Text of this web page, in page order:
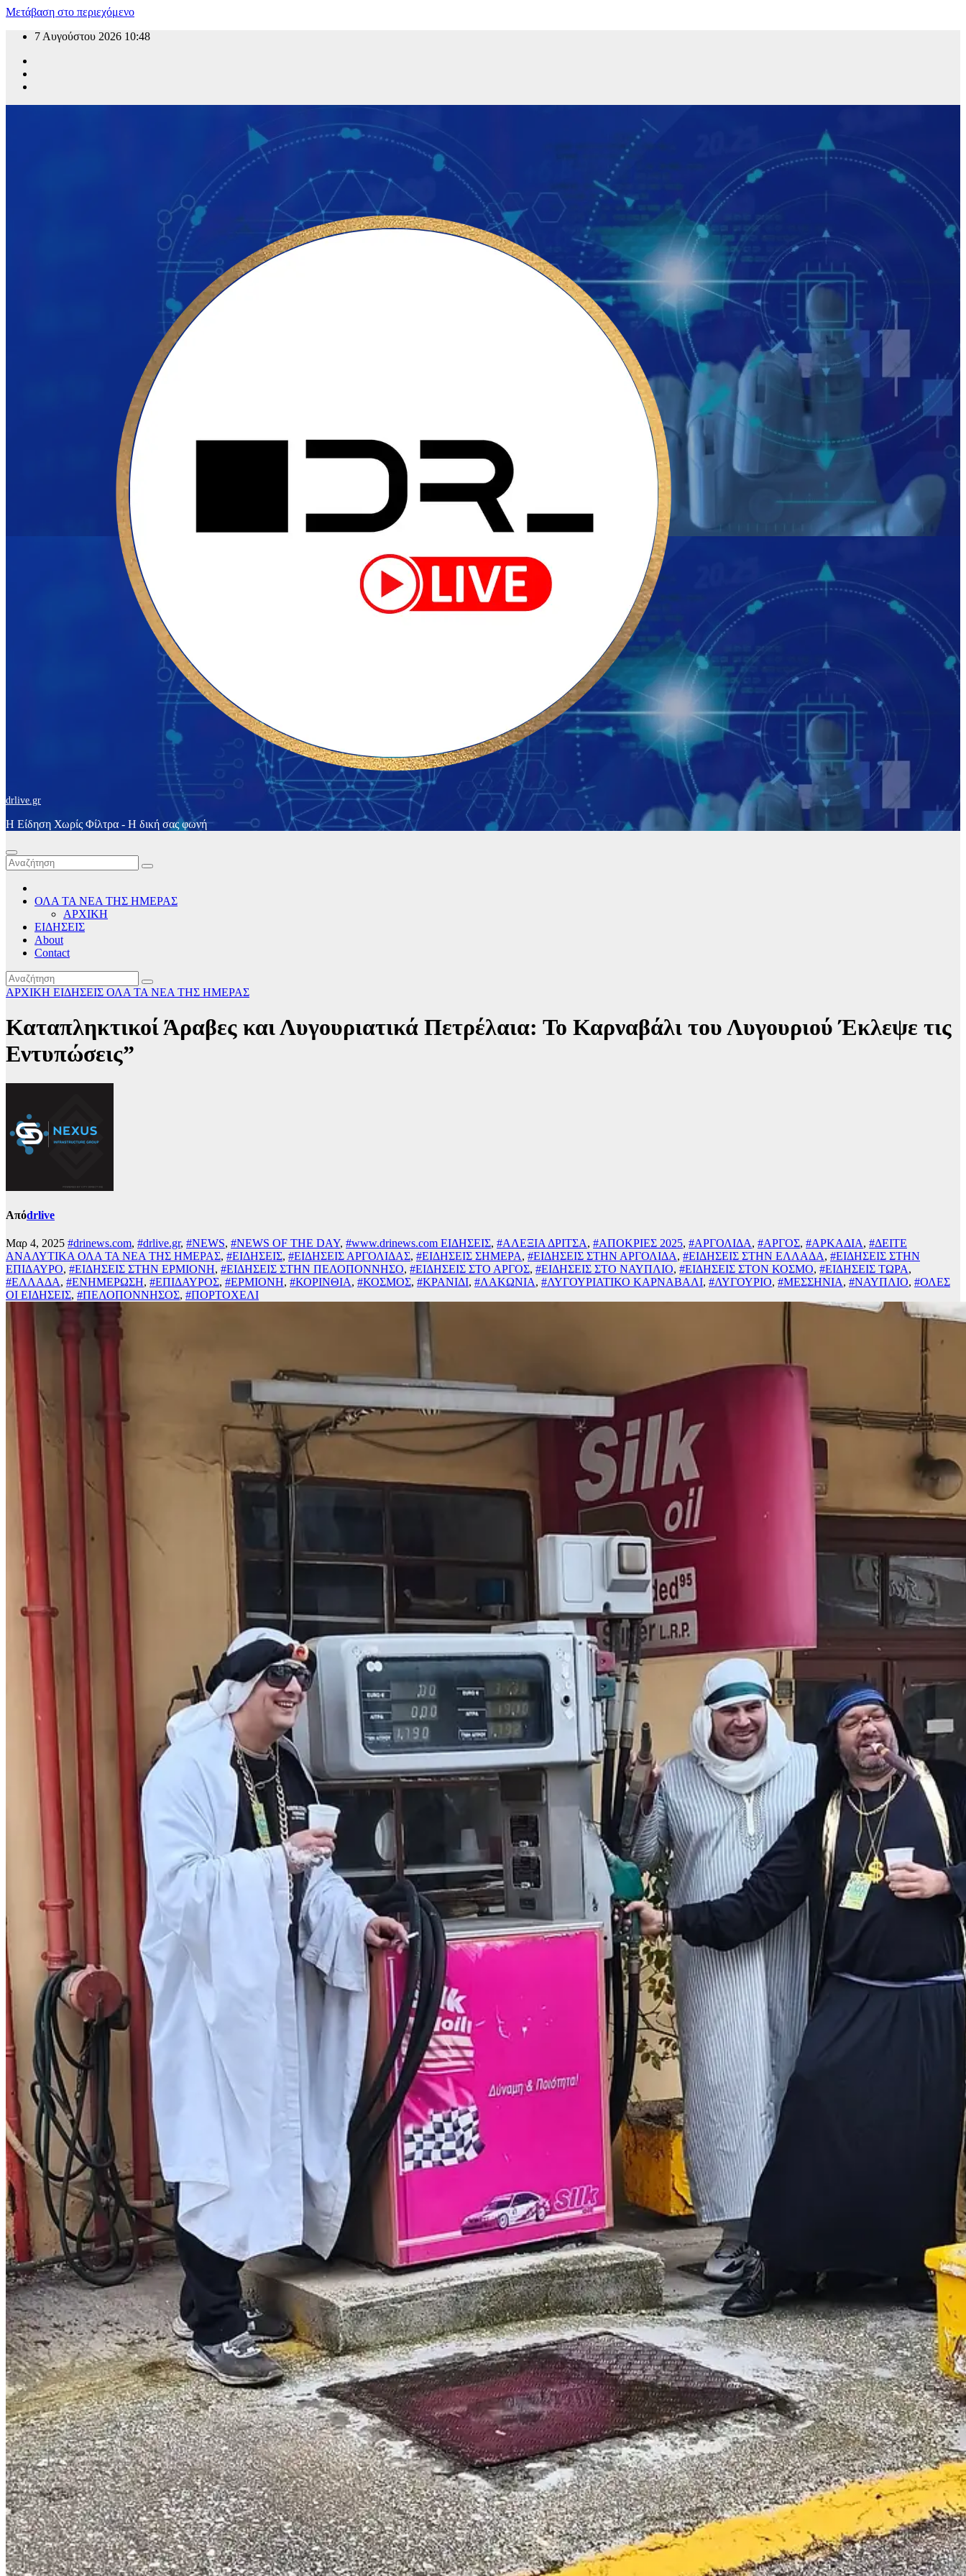
Μετάβαση στο περιεχόμενο
7 Αυγούστου 2026 10:48
drlive.gr
Η Είδηση Χωρίς Φίλτρα - H δική σας φωνή
ΟΛΑ ΤΑ ΝΕΑ ΤΗΣ ΗΜΕΡΑΣ
ΑΡΧΙΚΗ
ΕΙΔΗΣΕΙΣ
About
Contact
ΑΡΧΙΚΗ ΕΙΔΗΣΕΙΣ ΟΛΑ ΤΑ ΝΕΑ ΤΗΣ ΗΜΕΡΑΣ
Καταπληκτικοί Άραβες και Λυγουριατικά Πετρέλαια: Το Καρναβάλι του Λυγουριού Έκλεψε τις
Εντυπώσεις”
Απόdrlive
Μαρ 4, 2025 #drinews.com, #drlive.gr, #NEWS, #NEWS OF THE DAY, #www.drinews.com ΕΙΔΗΣΕΙΣ, #ΑΛΕΞΙΑ ΔΡΙΤΣΑ, #ΑΠΟΚΡΙΕΣ 2025, #ΑΡΓΟΛΙΔΑ, #ΑΡΓΟΣ, #ΑΡΚΑΔΙΑ, #ΔΕΙΤΕ
ΑΝΑΛΥΤΙΚΑ ΟΛΑ ΤΑ ΝΕΑ ΤΗΣ ΗΜΕΡΑΣ, #ΕΙΔΗΣΕΙΣ, #ΕΙΔΗΣΕΙΣ ΑΡΓΟΛΙΔΑΣ, #ΕΙΔΗΣΕΙΣ ΣΗΜΕΡΑ, #ΕΙΔΗΣΕΙΣ ΣΤΗΝ ΑΡΓΟΛΙΔΑ, #ΕΙΔΗΣΕΙΣ ΣΤΗΝ ΕΛΛΑΔΑ, #ΕΙΔΗΣΕΙΣ ΣΤΗΝ
ΕΠΙΔΑΥΡΟ, #ΕΙΔΗΣΕΙΣ ΣΤΗΝ ΕΡΜΙΟΝΗ, #ΕΙΔΗΣΕΙΣ ΣΤΗΝ ΠΕΛΟΠΟΝΝΗΣΟ, #ΕΙΔΗΣΕΙΣ ΣΤΟ ΑΡΓΟΣ, #ΕΙΔΗΣΕΙΣ ΣΤΟ ΝΑΥΠΛΙΟ, #ΕΙΔΗΣΕΙΣ ΣΤΟΝ ΚΟΣΜΟ, #ΕΙΔΗΣΕΙΣ ΤΩΡΑ,
#ΕΛΛΑΔΑ, #ΕΝΗΜΕΡΩΣΗ, #ΕΠΙΔΑΥΡΟΣ, #ΕΡΜΙΟΝΗ, #ΚΟΡΙΝΘΙΑ, #ΚΟΣΜΟΣ, #ΚΡΑΝΙΔΙ, #ΛΑΚΩΝΙΑ, #ΛΥΓΟΥΡΙΑΤΙΚΟ ΚΑΡΝΑΒΑΛΙ, #ΛΥΓΟΥΡΙΟ, #ΜΕΣΣΗΝΙΑ, #ΝΑΥΠΛΙΟ, #ΟΛΕΣ
ΟΙ ΕΙΔΗΣΕΙΣ, #ΠΕΛΟΠΟΝΝΗΣΟΣ, #ΠΟΡΤΟΧΕΛΙ